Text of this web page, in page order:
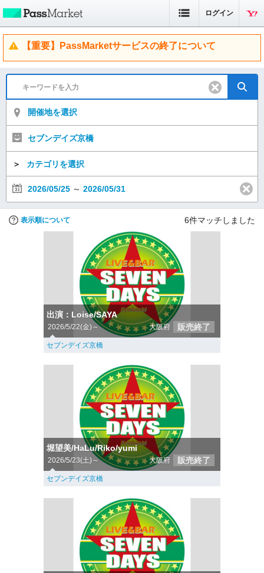
ログイン
【重要】PassMarketサービスの終了について
開催地を選択
セブンデイズ京橋
＞ カテゴリを選択
2026/05/25 ～ 2026/05/31
表示順について 6件マッチしました
出演：Loise/SAYA
2026/5/22(金)～ 大阪府 販売終了
セブンデイズ京橋
堀望美/HaLu/Riko/yumi
2026/5/23(土)～ 大阪府 販売終了
セブンデイズ京橋